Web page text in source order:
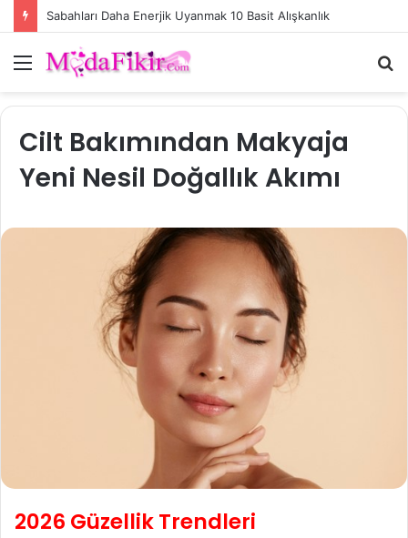
Kök Hücre Sinyallemesi İle Cilt Yenilemede Yeni Çağ
Menü
Cilt Bakımından Makyaja
Yeni Nesil Doğallık Akımı
2026 Güzellik Trendleri